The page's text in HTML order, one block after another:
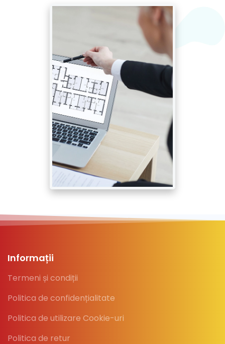
Informații
Termeni și condiții
Politica de confidențialitate
Politica de utilizare Cookie-uri
Politica de retur